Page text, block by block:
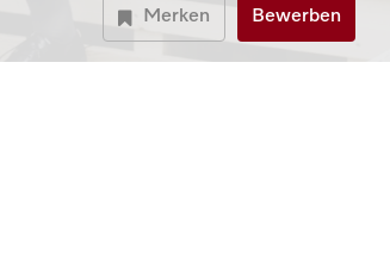
Merken Bewerben